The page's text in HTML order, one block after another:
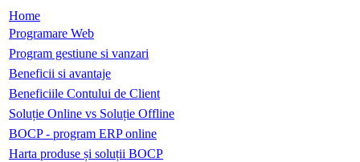
Home
Programare Web
Program gestiune si vanzari
Beneficii si avantaje
Beneficiile Contului de Client
Soluție Online vs Soluție Offline
BOCP - program ERP online
Harta produse și soluții BOCP